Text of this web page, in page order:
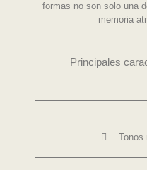
formas no son solo una
memoria
Principales
Tonos